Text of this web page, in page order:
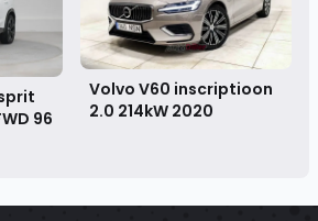
96
Volvo V60 inscriptioon
2.0 214kW 2020